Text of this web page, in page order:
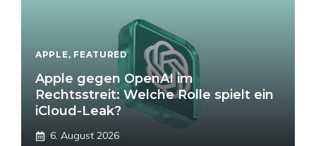
APPLE, FEATURED
Apple gegen OpenAI im
Rechtsstreit: Welche Rolle spielt ein
iCloud-Leak?
6. August 2026